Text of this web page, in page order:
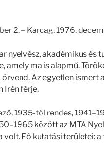
2. – Karcag, 1976.
nyelvész, akadémikus és
amely ma is alapmű.
Az egyetlen ismert
Irén férje.
1935-től rendes,
között az MTA
volt. Fő kutatási területei: